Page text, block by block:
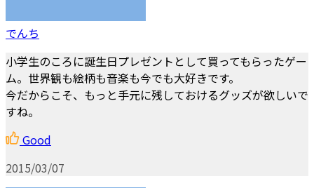
でんち
小学生のころに誕生日プレゼントとして買ってもらったゲー
ム。世界観も絵柄も音楽も今でも大好きです。
今だからこそ、もっと手元に残しておけるグッズが欲しいで
すね。
Good
2015/03/07